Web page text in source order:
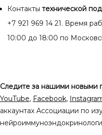
Контакты технической
+7 921 969 14 21. Время
10:00 до 18:00 по
Следите за нашими новыми
YouTube, Facebook,
аккаунтах Ассоциации по